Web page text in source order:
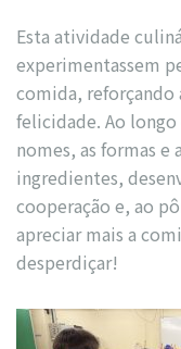
Esta atividade
experimentassem
comida, reforçando
felicidade. Ao
nomes, as formas e
ingredientes,
cooperação e, ao
apreciar mais a
desperdiçar!